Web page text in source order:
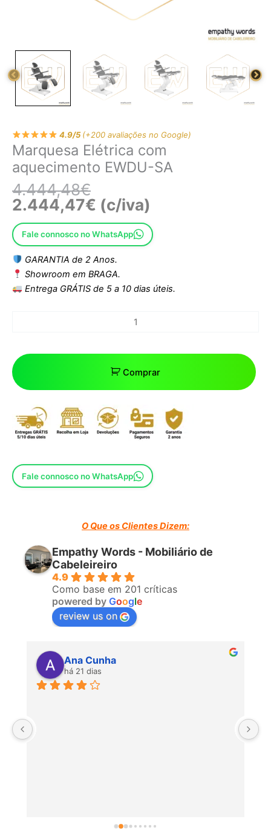
4.9/5(+200 avaliações no Google)
Marquesa Elétrica com
aquecimento EWDU-SA
4.444,48€
2.444,47€ (c/iva)
Fale connosco no WhatsApp
GARANTIA de 2 Anos.
Showroom em BRAGA.
Entrega GRÁTIS de 5 a 10 dias úteis.
Comprar
Fale connosco no WhatsApp
O Que os Clientes Dizem:
Empathy Words - Mobiliário de
Cabeleireiro
4.9
Como base em 201 críticas
powered by Google
review us on
Ana Cunha
há 21 dias